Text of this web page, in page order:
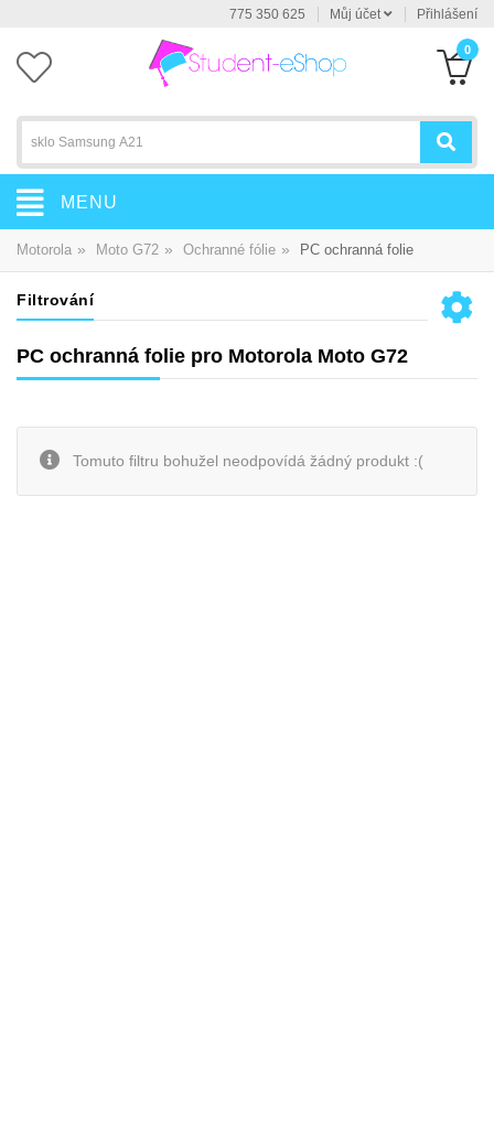
775 350 625 Můj účet Přihlášení
0
MENU
Motorola » Moto G72 » Ochranné fólie » PC ochranná folie
Filtrování
PC ochranná folie pro Motorola Moto G72
Tomuto filtru bohužel neodpovídá žádný produkt :(